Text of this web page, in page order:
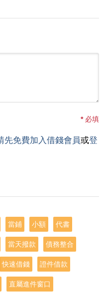
*必填
先免費加入借錢會員或登
當鋪 小額 代書
當天撥款 債務整合
快速借錢 證件借款
直屬進件窗口